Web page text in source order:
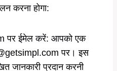
करना होगा:
पर ईमेल करें: आपको एक
पर। इस
जानकारी प्रदान करनी